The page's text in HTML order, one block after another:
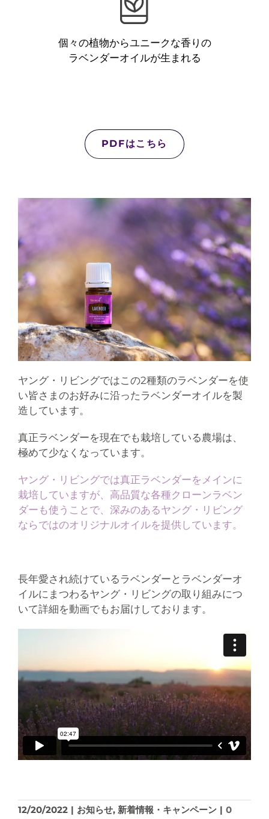
個々の植物からユニークな香りの
ラベンダーオイルが生まれる
PDFはこちら
ヤング・リビングではこの2種類のラベンダーを使
い皆さまのお好みに沿ったラベンダーオイルを製
造しています。
真正ラベンダーを現在でも栽培している農場は、
極めて少なくなっています。
ヤング・リビングでは真正ラベンダーをメインに
栽培していますが、高品質な各種クローンラベン
ダーも使うことで、深みのあるヤング・リビング
ならではのオリジナルオイルを提供しています。
長年愛され続けているラベンダーとラベンダーオ
イルにまつわるヤング・リビングの取り組みにつ
いて詳細を動画でもお届けしております。
12/20/2022 | お知らせ, 新着情報・キャンペーン | 0